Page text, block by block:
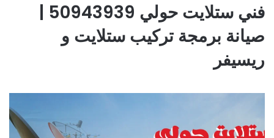
فني ستلايت حولي 50943939 |
صيانة برمجة تركيب ستلايت و
ريسيفر